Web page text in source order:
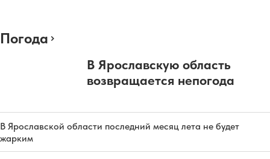
Погода
В Ярославскую область
возвращается непогода
В Ярославской области последний месяц лета не будет
жарким